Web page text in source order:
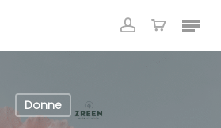
account
Menu
Close
Cart
Donne